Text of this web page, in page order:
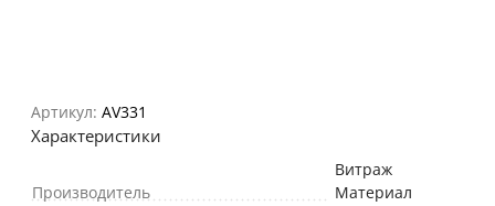
Артикул: AV331
Характеристики
Производитель
Витраж
Материал